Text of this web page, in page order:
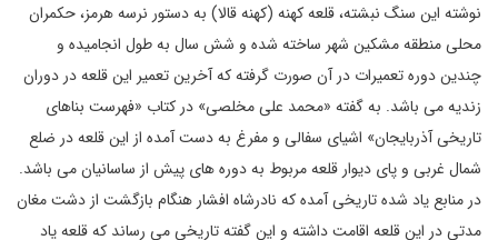
نوشته این سنگ نبشته، قلعه کهنه (کهنه قالا) به دستور نرسه هرمز، حکمران
محلی منطقه مشکین شهر ساخته شده و شش سال به طول انجامیده و
چندین دوره تعمیرات در آن صورت گرفته که آخرین تعمیر این قلعه در دوران
زندیه می باشد. به گفته «محمد علی مخلصی» در کتاب «فهرست بناهای
تاریخی آذربایجان» اشیای سفالی و مفرغ به دست آمده از این قلعه در ضلع
شمال غربی و پای دیوار قلعه مربوط به دوره های پیش از ساسانیان می باشد.
در منابع یاد شده تاریخی آمده که نادرشاه افشار هنگام بازگشت از دشت مغان
مدتی در این قلعه اقامت داشته و این گفته تاریخی می رساند که قلعه یاد